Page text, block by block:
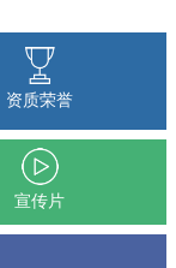
资质荣誉
宣传片